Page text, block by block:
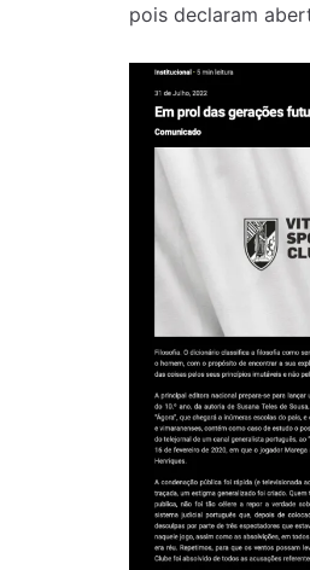
pois declaram